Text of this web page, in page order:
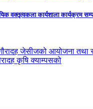
वक्तृत्वकला कार्यशाला कार्यक्रम
जेसीजको आयोजना तथा
कृषि क्याम्पसको